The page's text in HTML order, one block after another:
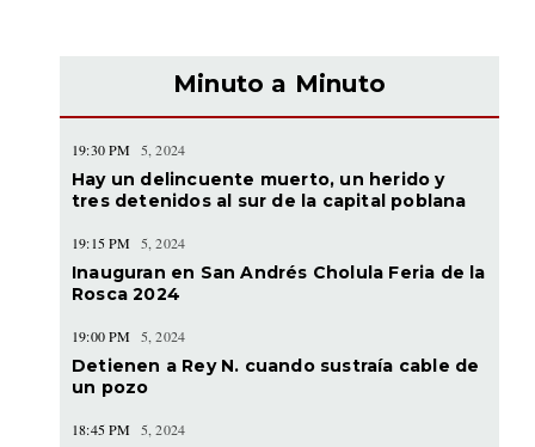
Minuto a Minuto
19:30 PM 5, 2024
Hay un delincuente muerto, un herido y
tres detenidos al sur de la capital poblana
19:15 PM 5, 2024
Inauguran en San Andrés Cholula Feria de la
Rosca 2024
19:00 PM 5, 2024
Detienen a Rey N. cuando sustraía cable de
un pozo
18:45 PM 5, 2024